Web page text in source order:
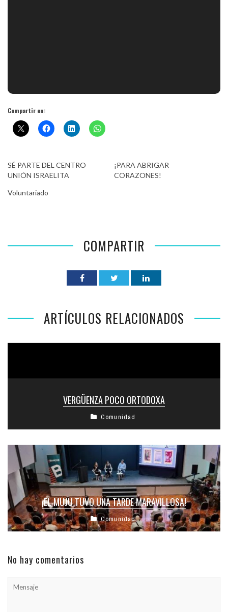
Compartir en:
SÉ PARTE DEL CENTRO
UNIÓN ISRAELITA
¡PARA ABRIGAR
CORAZONES!
Voluntariado
COMPARTIR
ARTÍCULOS RELACIONADOS
VERGÜENZA POCO ORTODOXA
Comunidad
¡EL MUJU TUVO UNA TARDE MARAVILLOSA!
Comunidad
No hay comentarios